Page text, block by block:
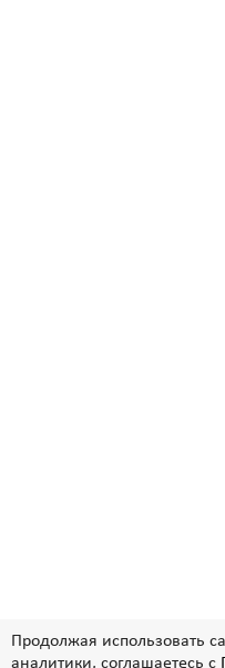
Продолжая использовать
аналитики, соглашаетесь с